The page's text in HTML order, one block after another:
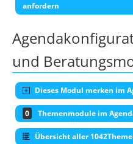
anfordern
und
Dieses Modul merken im
0 Themenmodule im
Übersicht aller